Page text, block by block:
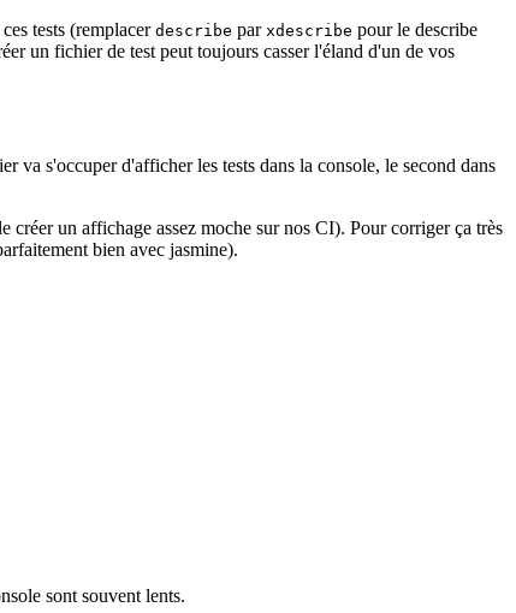
tests (remplacer describe par xdescribe pour le describe
un fichier de test peut toujours casser l'éland d'un de vos
va s'occuper d'afficher les tests dans la console, le second dans
créer un affichage assez moche sur nos CI). Pour corriger ça très
bien avec jasmine).
sont souvent lents.